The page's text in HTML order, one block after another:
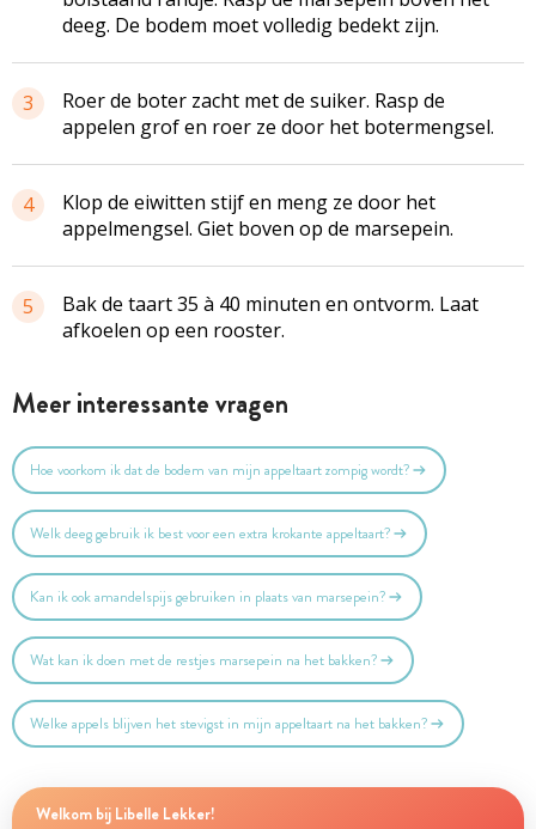
deeg. De bodem moet volledig bedekt zijn.
3
Roer de boter zacht met de suiker. Rasp de
appelen grof en roer ze door het botermengsel.
4
Klop de eiwitten stijf en meng ze door het
appelmengsel. Giet boven op de marsepein.
5
Bak de taart 35 à 40 minuten en ontvorm. Laat
afkoelen op een rooster.
Meer interessante vragen
Hoe voorkom ik dat de bodem van mijn appeltaart zompig wordt?
Welk deeg gebruik ik best voor een extra krokante appeltaart?
Kan ik ook amandelspijs gebruiken in plaats van marsepein?
Wat kan ik doen met de restjes marsepein na het bakken?
Welke appels blijven het stevigst in mijn appeltaart na het bakken?
Welkom bij Libelle Lekker!